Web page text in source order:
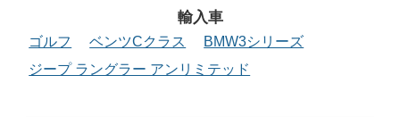
輸入車
ゴルフ ベンツCクラス
BMW3シリーズ
ジープ ラングラー アンリミテッド